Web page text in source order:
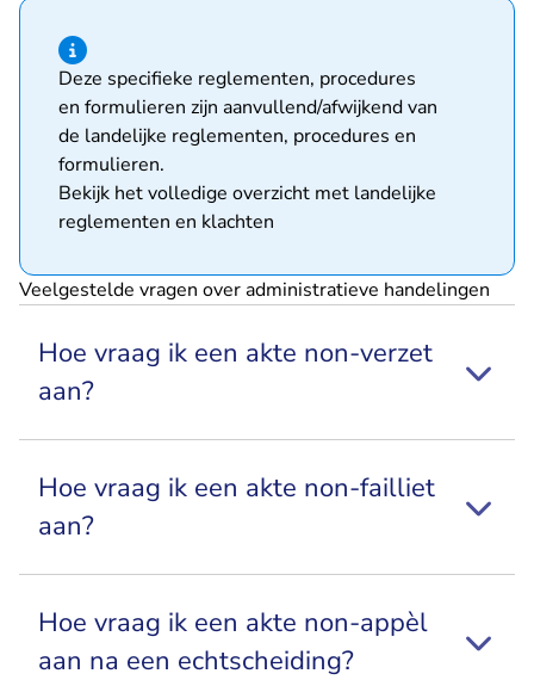
Hint van type informatie
Deze specifieke reglementen, procedures
en formulieren zijn aanvullend/afwijkend van
de landelijke reglementen, procedures en
formulieren.
Bekijk het volledige overzicht met landelijke
reglementen en klachten
Veelgestelde vragen over administratieve handelingen
Hoe vraag ik een akte non-verzet
aan?
Hoe vraag ik een akte non-failliet
aan?
Hoe vraag ik een akte non-appèl
aan na een echtscheiding?